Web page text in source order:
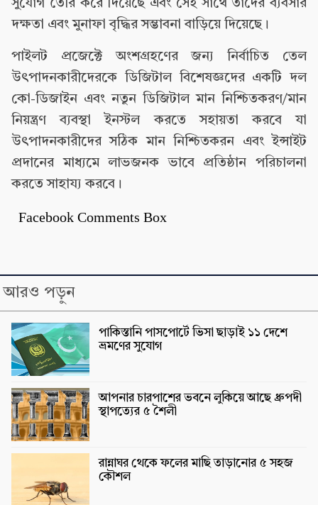
সুযোগ তৈরি করে দিয়েছে এবং সেই সাথে তাদের ব্যবসার
দক্ষতা এবং মুনাফা বৃদ্ধির সম্ভাবনা বাড়িয়ে দিয়েছে।
পাইলট প্রজেক্টে অংশগ্রহণের জন্য নির্বাচিত তেল
উৎপাদনকারীদেরকে ডিজিটাল বিশেষজ্ঞদের একটি দল
কো-ডিজাইন এবং নতুন ডিজিটাল মান নিশ্চিতকরণ/মান
নিয়ন্ত্রণ ব্যবস্থা ইনস্টল করতে সহায়তা করবে যা
উৎপাদনকারীদের সঠিক মান নিশ্চিতকরন এবং ইন্সাইট
প্রদানের মাধ্যমে লাভজনক ভাবে প্রতিষ্ঠান পরিচালনা
করতে সাহায্য করবে।
Facebook Comments Box
আরও পড়ুন
পাকিস্তানি পাসপোর্টে ভিসা ছাড়াই ১১ দেশে
ভ্রমণের সুযোগ
আপনার চারপাশের ভবনে লুকিয়ে আছে ধ্রুপদী
স্থাপত্যের ৫ শৈলী
রান্নাঘর থেকে ফলের মাছি তাড়ানোর ৫ সহজ
কৌশল